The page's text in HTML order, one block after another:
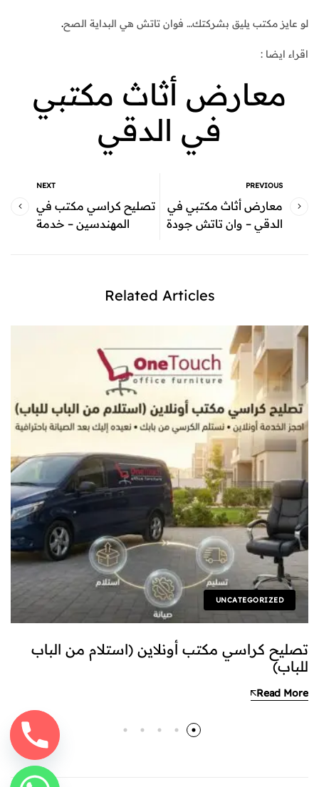
لو عايز مكتب يليق بشركتك… فوان تاتش هي البداية الصح.
اقراء ايضا :
معارض أثاث مكتبي
في الدقي
PREVIOUS
معارض أثاث مكتبي في
الدقي – وان تاتش جودة
NEXT
تصليح كراسي مكتب في
المهندسين – خدمة
Related Articles
UNCATEGORIZED
تصليح كراسي مكتب أونلاين (استلام من الباب
للباب)
Read More